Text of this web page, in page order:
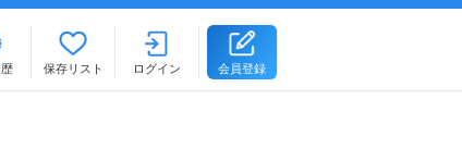
保存リスト ログイン 会員登録